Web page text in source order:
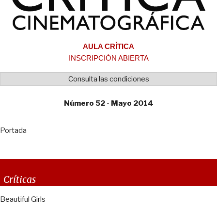
AULA CRÍTICA
INSCRIPCIÓN ABIERTA
Consulta las condiciones
Número 52 - Mayo 2014
Portada
Críticas
Beautiful Girls